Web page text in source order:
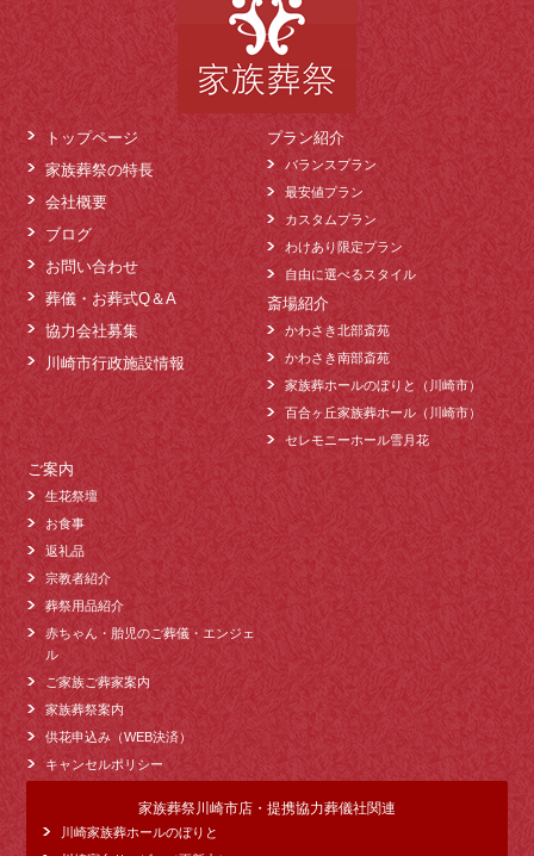
トップページ
家族葬祭の特長
会社概要
ブログ
お問い合わせ
葬儀・お葬式Q＆A
協力会社募集
川崎市行政施設情報
プラン紹介
バランスプラン
最安値プラン
カスタムプラン
わけあり限定プラン
自由に選べるスタイル
斎場紹介
かわさき北部斎苑
かわさき南部斎苑
家族葬ホールのぼりと（川崎市）
百合ヶ丘家族葬ホール（川崎市）
セレモニーホール雪月花
ご案内
生花祭壇
お食事
返礼品
宗教者紹介
葬祭用品紹介
赤ちゃん・胎児のご葬儀・エンジェ
ル
ご家族ご葬家案内
家族葬祭案内
供花申込み（WEB決済）
キャンセルポリシー
家族葬祭川崎市店・提携協力葬儀社関連
川崎家族葬ホールのぼりと